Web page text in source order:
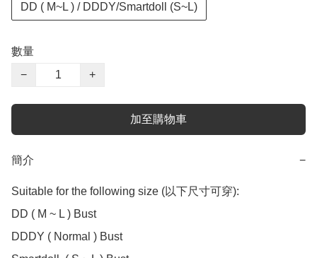
DD ( M~L ) / DDDY/Smartdoll (S~L)
數量
−
+
加至購物車
簡介 −
Suitable for the following size (以下尺寸可穿):
DD ( M ~ L ) Bust
DDDY ( Normal ) Bust